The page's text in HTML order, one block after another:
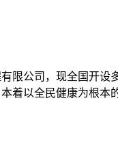
限公司，现全国开设
着以全民健康为根本